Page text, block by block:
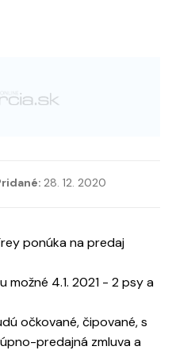
28. 12. 2020
ponúka na predaj
možné 4.1. 2021 - 2 psy a
očkované, čipované, s
predajná zmluva a